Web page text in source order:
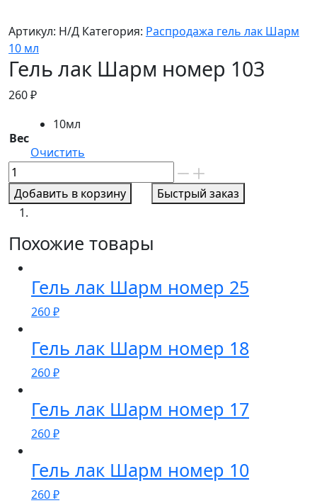
Артикул: Н/Д Категория: Распродажа гель лак Шарм
10 мл
Гель лак Шарм номер 103
260₽
Вес
10мл
Очистить
Количество
товара
Гель
лак
Шарм
номер
103
Добавить в корзину Быстрый заказ
Похожие товары
Гель лак Шарм номер 25
260₽
Гель лак Шарм номер 18
260₽
Гель лак Шарм номер 17
260₽
Гель лак Шарм номер 10
260₽